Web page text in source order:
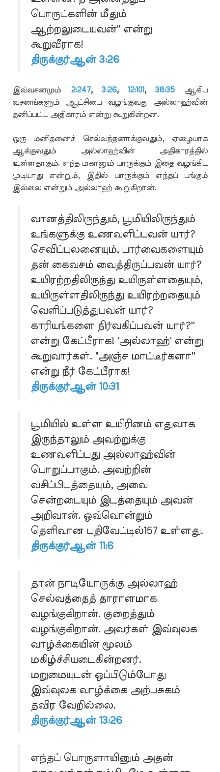
பொருட்களின் மீதும்
ஆற்றலுடையவன்'' என்று
கூறுவீராக!
திருக்குர்ஆன் 3:26
இவ்வசனமும் 2:247, 3:26, 12:101, 38:35ஆகிய
வசனங்களும் ஆட்சியை வழங்குவது அல்லாஹ்வின்
தனிப்பட்ட அதிகாரம் என்று கூறுகின்றன.
ஒரு மனிதனைச் செல்வந்தனாக்குவதும், ஏழையாக
ஆக்குவதும் அல்லாஹ்வின் அதிகாரத்தில்
உள்ளதாகும். எந்த மகானும் யாருக்கும் இதை வழங்கிட
முடியாது என்றும், இதில் யாருக்கும் எந்தப் பங்கும்
இல்லை என்றும் அல்லாஹ் கூறுகிறான்.
வானத்திலிருந்தும், பூமியிலிருந்தும்
உங்களுக்கு உணவளிப்பவன் யார்?
செவிப்புலனையும், பார்வைகளையும்
தன் கைவசம் வைத்திருப்பவன் யார்?
உயிரற்றதிலிருந்து உயிருள்ளதையும்,
உயிருள்ளதிலிருந்து உயிரற்றதையும்
வெளிப்படுத்துபவன் யார்?
காரியங்களை நிர்வகிப்பவன் யார்?''
என்று கேட்பீராக! 'அல்லாஹ்' என்று
கூறுவார்கள். "அஞ்ச மாட்டீர்களா''
என்று நீர் கேட்பீராக!
திருக்குர்ஆன் 10:31
பூமியில் உள்ள உயிரினம் எதுவாக
இருந்தாலும் அவற்றுக்கு
உணவளிப்பது அல்லாஹ்வின்
பொறுப்பாகும். அவற்றின்
வசிப்பிடத்தையும், அவை
சென்றடையும் இடத்தையும் அவன்
அறிவான். ஒவ்வொன்றும்
தெளிவான பதிவேட்டில்157 உள்ளது.
திருக்குர்ஆன் 11:6
தான் நாடியோருக்கு அல்லாஹ்
செல்வத்தைத் தாராளமாக
வழங்குகிறான். குறைத்தும்
வழங்குகிறான். அவர்கள் இவ்வுலக
வாழ்க்கையின் மூலம்
மகிழ்ச்சியடைகின்றனர்.
மறுமையுடன் ஒப்பிடும்போது
இவ்வுலக வாழ்க்கை அற்பசுகம்
தவிர வேறில்லை.
திருக்குர்ஆன் 13:26
எந்தப் பொருளாயினும் அதன்